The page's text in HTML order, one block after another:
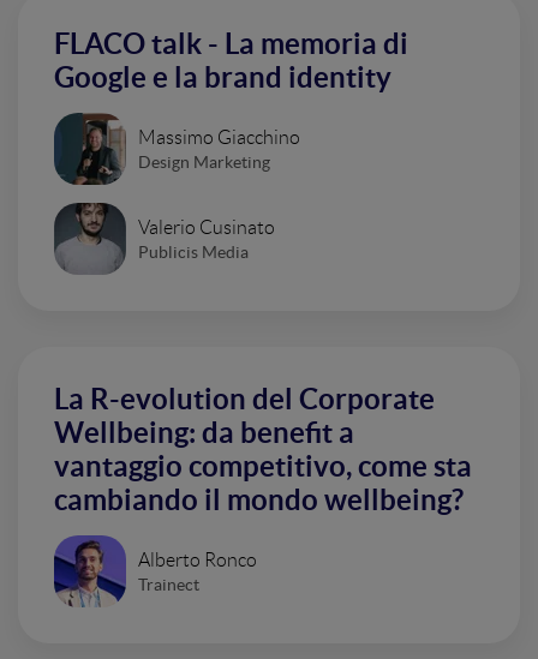
FLACO talk - La memoria di
Google e la brand identity
Massimo Giacchino
Design Marketing
Valerio Cusinato
Publicis Media
La R-evolution del Corporate
Wellbeing: da benefit a
vantaggio competitivo, come sta
cambiando il mondo wellbeing?
Alberto Ronco
Trainect